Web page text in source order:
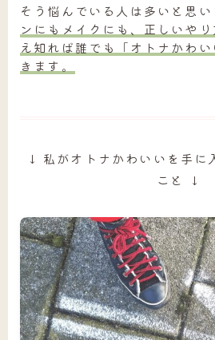
そう悩んでいる人は多いと思い
ンにもメイクにも、正しいや
え知れば誰でも「オトナかわ
きます。
↓ 私がオトナかわいいを手に
こと ↓